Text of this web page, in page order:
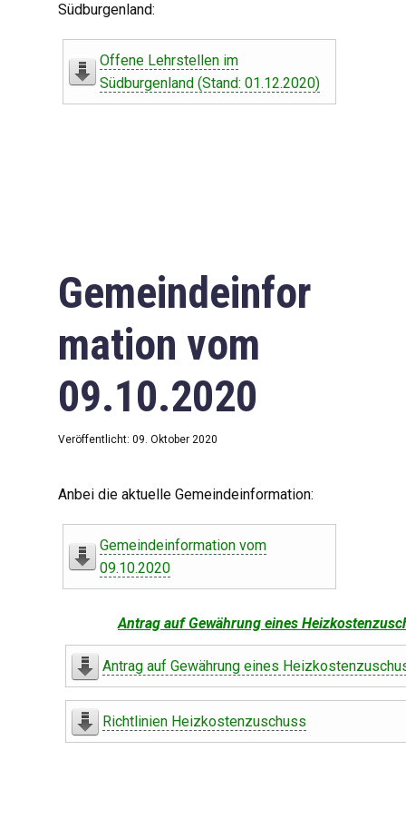
Südburgenland:
Offene Lehrstellen im
Südburgenland (Stand: 01.12.2020)
Gemeindeinfor
mation vom
09.10.2020
Veröffentlicht: 09. Oktober 2020
Anbei die aktuelle Gemeindeinformation:
Gemeindeinformation vom
09.10.2020
Antrag auf Gewährung eines
Antrag auf Gewährung eines
Richtlinien Heizkostenzuschuss